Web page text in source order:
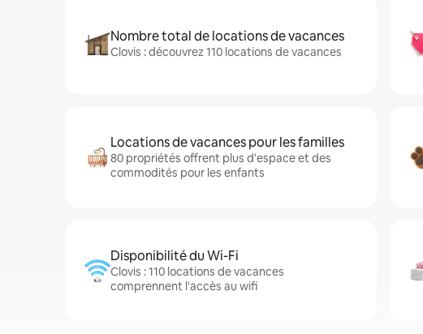
Nombre total de locations de vacances
Clovis : découvrez 110 locations de vacances
Locations de vacances pour les familles
80 propriétés offrent plus d'espace et des
commodités pour les enfants
Disponibilité du Wi-Fi
Clovis : 110 locations de vacances
comprennent l'accès au wifi